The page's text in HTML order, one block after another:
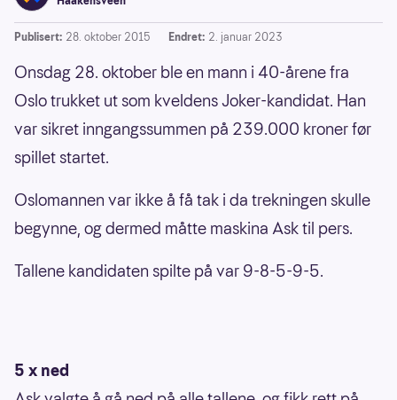
Publisert: 28. oktober 2015 Endret: 2. januar 2023
Onsdag 28. oktober ble en mann i 40-årene fra
Oslo trukket ut som kveldens Joker-kandidat. Han
var sikret inngangssummen på 239.000 kroner før
spillet startet.
Oslomannen var ikke å få tak i da trekningen skulle
begynne, og dermed måtte maskina Ask til pers.
Tallene kandidaten spilte på var 9-8-5-9-5.
5 x ned